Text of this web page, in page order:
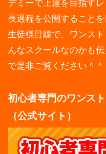
デミーで上達を目指す
長過程を公開することを
生徒様目線で、ワンス
んなスクールなのかも
で是非ご覧ください＾＾
初心者専門のワンス
（公式サイト）